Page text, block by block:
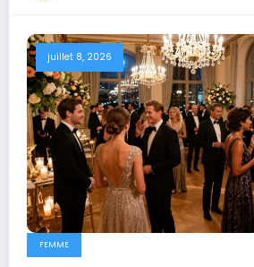
juillet 8, 2026
FEMME